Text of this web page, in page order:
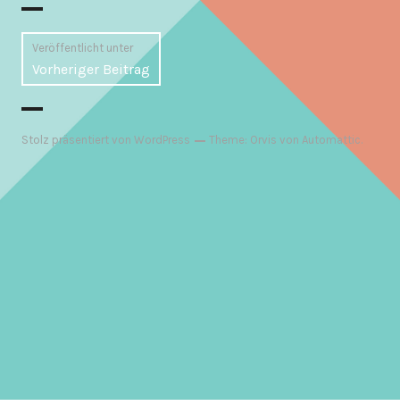
Beitragsnavigation
Veröffentlicht unter
Vorheriger Beitrag
Stolz präsentiert von WordPress Theme: Orvis von Automattic.